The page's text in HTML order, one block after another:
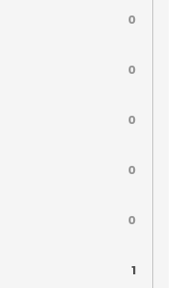
0
0
0
0
0
1